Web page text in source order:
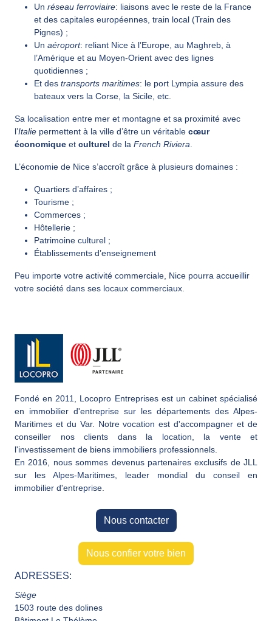
Un réseau ferroviaire: liaisons avec le reste de la France
et des capitales européennes, train local (Train des
Pignes) ;
Un aéroport: reliant Nice à l’Europe, au Maghreb, à
l’Amérique et au Moyen-Orient avec des lignes
quotidiennes ;
Et des transports maritimes: le port Lympia assure des
bateaux vers la Corse, la Sicile, etc.
Sa localisation entre mer et montagne et sa proximité avec
l’Italie permettent à la ville d’être un véritable cœur
économique et culturel de la French Riviera
L’économie de Nice s’accroît grâce à plusieurs domaines :
Quartiers d’affaires ;
Tourisme ;
Commerces ;
Hôtellerie ;
Patrimoine culturel ;
Établissements d’enseignement
Peu importe votre activité commerciale, Nice pourra accueillir
votre société dans ses locaux commerciaux.
Fondé en 2011, Locopro Entreprises est un cabinet spécialisé
en immobilier d'entreprise sur les départements des Alpes-
Maritimes et du Var. Notre vocation est d'accompagner et de
conseiller nos clients dans la location, la vente et
l'investissement de biens immobiliers professionnels.
En 2016, nous sommes devenus partenaires exclusifs de JLL
sur les Alpes-Maritimes, leader mondial du conseil en
immobilier d'entreprise.
Nous contacter
Nous confier votre bien
ADRESSES:
Siège
1503 route des dolines